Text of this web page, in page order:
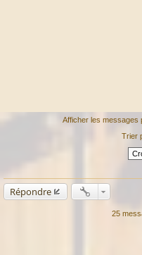
Afficher les messages
Trier
Répondre
25